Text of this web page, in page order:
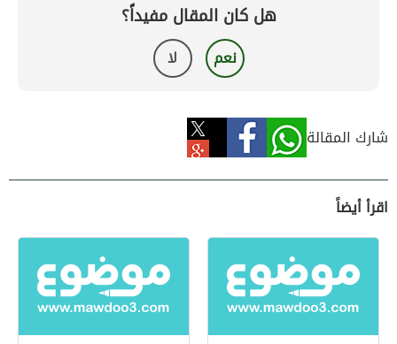
هل كان المقال مفيداً؟
نعم لا
شارك المقالة
اقرأ أيضاً